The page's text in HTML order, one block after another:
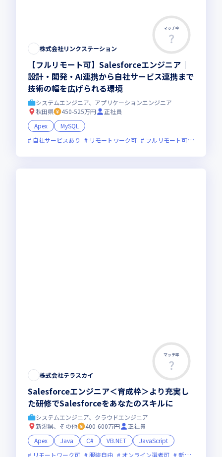
マッチ率
株式会社リンクステーション
【フルリモート可】Salesforceエンジニア｜
設計・開発・AI連携から自社サービス連携まで
技術の幅を広げられる環境
システムエンジニア、アプリケーションエンジニア
秋田県
450-525万円
正社員
Apex
MySQL
自社サービスあり
リモートワーク可 フルリモート可
マッチ率
株式会社テラスカイ
Salesforceエンジニア＜育成枠＞より充実し
た研修でSalesforceをあなたのスキルに
システムエンジニア、クラウドエンジニア
新潟県、その他
400-600万円
正社員
Apex
Java C# VB.NET
JavaScript
リモートワーク可
服装自由 オンライン選考可 新技術に積極的